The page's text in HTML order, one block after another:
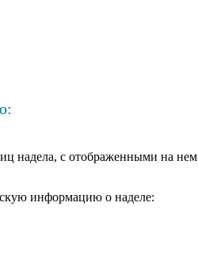
надела, с отображенными на нем
информацию о наделе: